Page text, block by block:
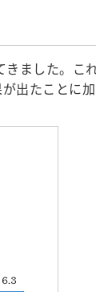
ました。
たことに